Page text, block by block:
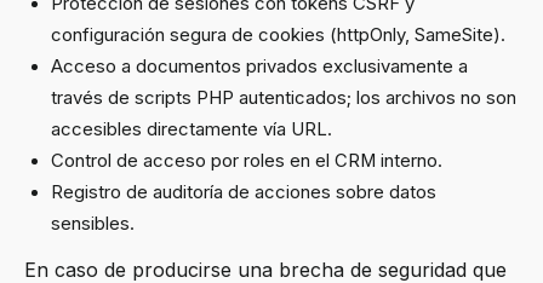
configuración segura de cookies (httpOnly, SameSite).
Acceso a documentos privados exclusivamente a
través de scripts PHP autenticados; los archivos no son
accesibles directamente vía URL.
Control de acceso por roles en el CRM interno.
Registro de auditoría de acciones sobre datos
sensibles.
En caso de producirse una brecha de seguridad que